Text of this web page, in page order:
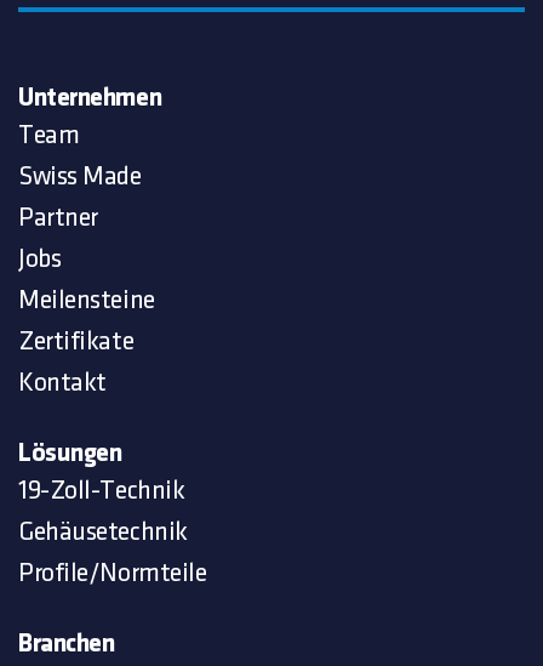
Unternehmen
Team
Swiss Made
Partner
Jobs
Meilensteine
Zertifikate
Kontakt
Lösungen
19-Zoll-Technik
Gehäusetechnik
Profile/Normteile
Branchen